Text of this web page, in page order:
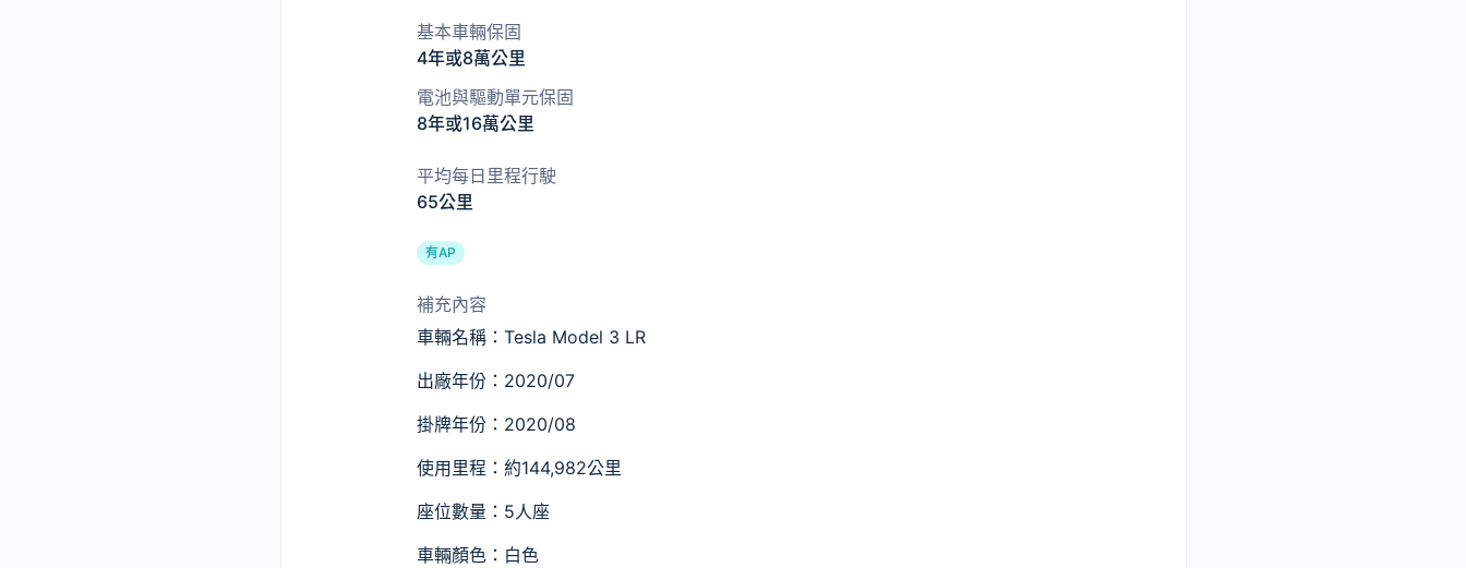
基本車輛保固
4年或8萬公里
電池與驅動單元保固
8年或16萬公里
平均每日里程行駛
65公里
有AP
補充內容
車輛名稱：Tesla Model 3 LR
出廠年份：2020/07
掛牌年份：2020/08
使用里程：約144,982公里
座位數量：5人座
車輛顏色：白色